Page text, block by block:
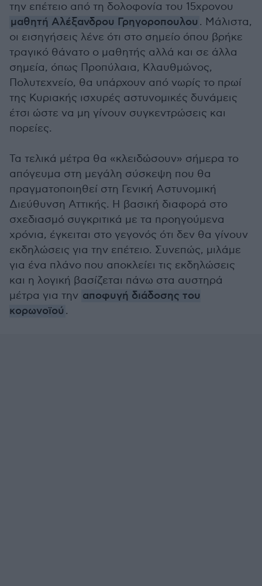
την επέτειο από τη δολοφονία του 15χρονου
μαθητή Αλέξανδρου Γρηγοροπουλου . Μάλιστα,
οι εισηγήσεις λένε ότι στο σημείο όπου βρήκε
τραγικό θάνατο ο μαθητής αλλά και σε άλλα
σημεία, όπως Προπύλαια, Κλαυθμώνος,
Πολυτεχνείο, θα υπάρχουν από νωρίς το πρωί
της Κυριακής ισχυρές αστυνομικές δυνάμεις
έτσι ώστε να μη γίνουν συγκεντρώσεις και
πορείες.
Τα τελικά μέτρα θα «κλειδώσουν» σήμερα το
απόγευμα στη μεγάλη σύσκεψη που θα
πραγματοποιηθεί στη Γενική Αστυνομική
Διεύθυνση Αττικής. Η βασική διαφορά στο
σχεδιασμό συγκριτικά με τα προηγούμενα
χρόνια, έγκειται στο γεγονός ότι δεν θα γίνουν
εκδηλώσεις για την επέτειο. Συνεπώς, μιλάμε
για ένα πλάνο που αποκλείει τις εκδηλώσεις
και η λογική βασίζεται πάνω στα αυστηρά
μέτρα για την αποφυγή διάδοσης του
κορωνοϊού .